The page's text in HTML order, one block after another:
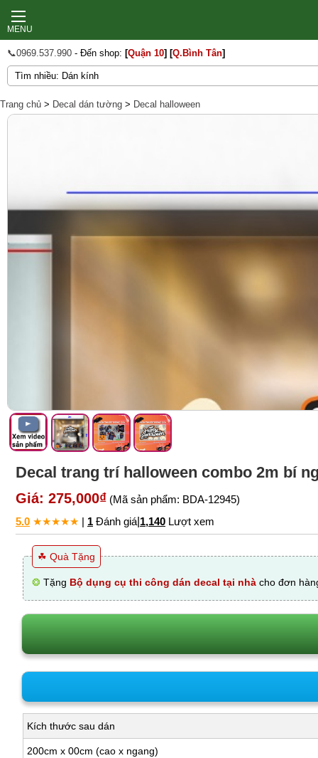
MENU
📞0969.537.990 - Đến shop: [Quận 10] [Q.Bình Tân]
Trang chủ > Decal dán tường > Decal halloween
Decal trang trí halloween combo 2m bí
Giá: 275,000₫ (Mã sản phẩm: BDA-12945)
5.0 ★★★★★ | 1 Đánh giá 1,140 Lượt xem
☘ Quà Tặng
❂ Tặng Bộ dụng cụ thi công dán decal tại nhà cho đơn
Kích thước sau dán
200cm x 00cm (cao x ngang)